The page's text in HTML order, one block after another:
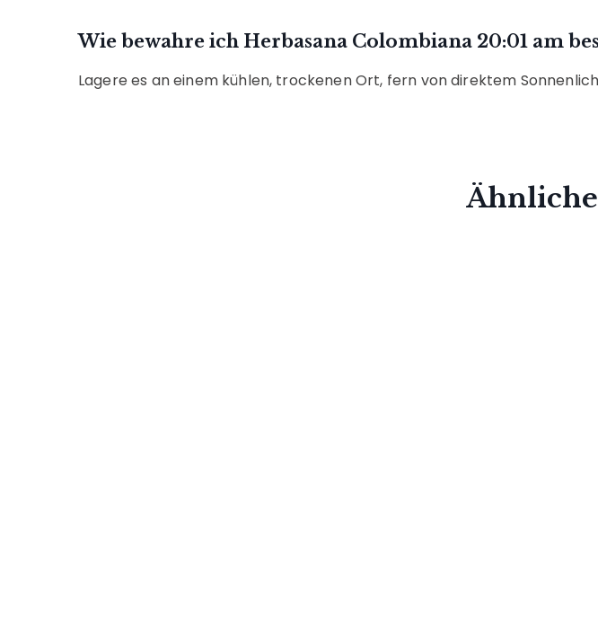
Wie bewahre ich Herbasana Colombiana 20:01 am
Lagere es an einem kühlen, trockenen Ort, fern von direktem